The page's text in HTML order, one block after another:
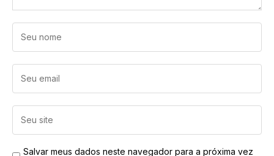
Salvar meus dados neste navegador para a próxima vez